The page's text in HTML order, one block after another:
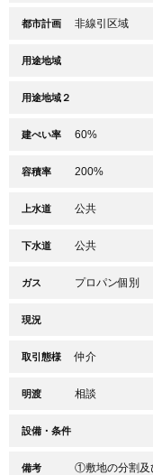
都市計画 非線引区域
用途地域
用途地域２
建ぺい率 60%
容積率 200%
上水道 公共
下水道 公共
ガス プロパン個別
現況
取引態様 仲介
明渡 相談
設備・条件
備考
①敷地の分割及